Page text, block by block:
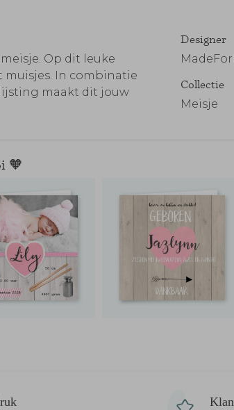
Op dit leuke
In combinatie
maakt dit jouw
Designer
Collectie
Meisje
🧡